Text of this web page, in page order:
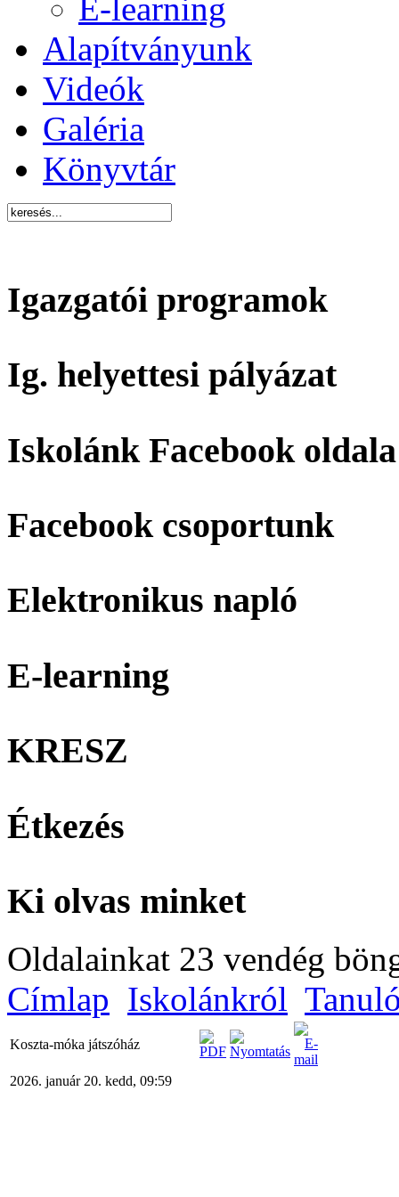
E-learning
Alapítványunk
Videók
Galéria
Könyvtár
Igazgatói programok
Ig. helyettesi pályázat
Iskolánk Facebook oldala
Facebook csoportunk
Elektronikus napló
E-learning
KRESZ
Étkezés
Ki olvas minket
Oldalainkat 23 vendég
Címlap Iskolánkról
Koszta-móka játszóház
2026. január 20. kedd, 09:59